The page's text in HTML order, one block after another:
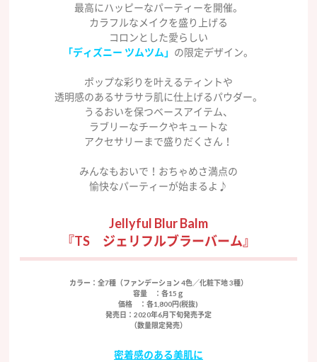
最高にハッピーなパーティーを開催。
カラフルなメイクを盛り上げる
コロンとした愛らしい
「ディズニー ツムツム」 の限定デザイン。
ポップな彩りを叶えるティントや
透明感のあるサラサラ肌に仕上げるパウダー。
うるおいを保つベースアイテム、
ラブリーなチークやキュートな
アクセサリーまで盛りだくさん！
みんなもおいで！おちゃめさ満点の
愉快なパーティーが始まるよ♪
Jellyful Blur Balm
『TS ジェリフルブラーバーム』
カラー ：全7種（ファンデーション 4色／化粧下地 3種）
容量
：各15ｇ
価格
：各1,800円(税抜)
発売日 ：2020年6月下旬発売予定
（数量限定発売）
密着感のある美肌に